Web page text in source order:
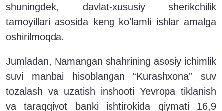
shuningdek, davlat-xususiy sherikchilik
tamoyillari asosida keng koʻlamli ishlar amalga
oshirilmoqda.
Jumladan, Namangan shahrining asosiy ichimlik
suvi manbai hisoblangan “Kurashxona” suv
tozalash va uzatish inshooti Yevropa tiklanish
va taraqqiyot banki ishtirokida qiymati 16,9